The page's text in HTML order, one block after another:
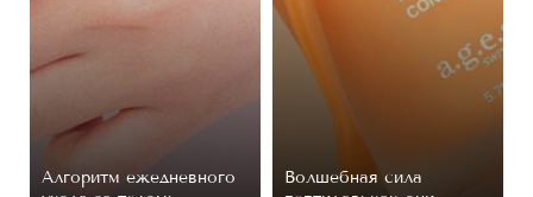
Алгоритм ежедневного
Волшебная сила